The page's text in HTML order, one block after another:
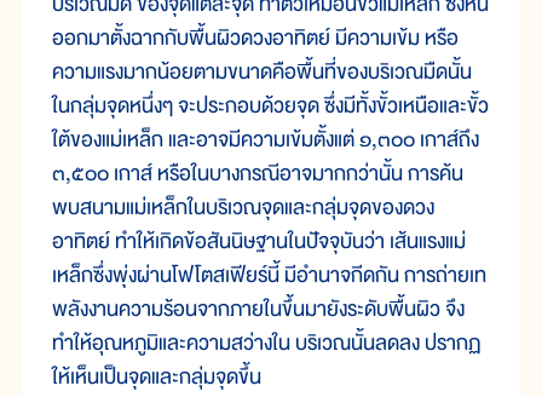
ออกมาตั้งฉากกับพื้นผิวดวงอาทิตย์ มีความเข้ม หรือ
ความแรงมากน้อยตามขนาดคือพื้นที่ของบริเวณมืดนั้น
ในกลุ่มจุดหนึ่งๆ จะประกอบด้วยจุด ซึ่งมีทั้งขั้วเหนือและขั้ว
ใต้ของแม่เหล็ก และอาจมีความเข้มตั้งแต่ ๑,๓๐๐ เกาส์ถึง
๓,๕๐๐ เกาส์ หรือในบางกรณีอาจมากกว่านั้น การค้น
พบสนามแม่เหล็กในบริเวณจุดและกลุ่มจุดของดวง
อาทิตย์ ทำให้เกิดข้อสันนิษฐานในปัจจุบันว่า เส้นแรงแม่
เหล็กซึ่งพุ่งผ่านโฟโตสเฟียร์นี้ มีอำนาจกีดกัน การถ่ายเท
พลังงานความร้อนจากภายในขึ้นมายังระดับพื้นผิว จึง
ทำให้อุณหภูมิและความสว่างใน บริเวณนั้นลดลง ปรากฏ
ให้เห็นเป็นจุดและกลุ่มจุดขึ้น